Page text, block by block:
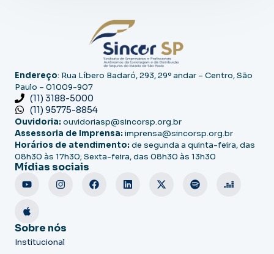
Endereço: Rua Líbero Badaró, 293, 29º andar – Centro, São
Paulo – 01009-907
(11) 3188-5000
(11) 95775-8854
Ouvidoria: ouvidoriasp@sincorsp.org.br
Assessoria de Imprensa: imprensa@sincorsp.org.br
Horários de atendimento: de segunda a quinta-feira, das
08h30 às 17h30; Sexta-feira, das 08h30 às 13h30
Mídias sociais
Sobre nós
Institucional